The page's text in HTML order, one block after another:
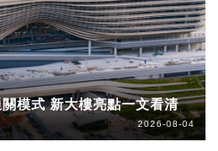
模式 新大樓亮點一文看清
2026-08-04